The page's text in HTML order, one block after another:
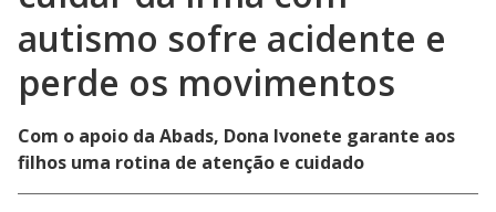
autismo sofre acidente e
perde os movimentos
Com o apoio da Abads, Dona Ivonete garante aos
filhos uma rotina de atenção e cuidado